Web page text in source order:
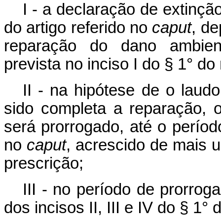
I - a declaração de
do artigo referido no caput,
reparação do dano
prevista no inciso I do § 1°
II - na hipótese de o
sido completa a reparação,
será prorrogado, até o
no caput, acrescido de mais
prescrição;
III - no período de
dos incisos II, III e IV do § 1°